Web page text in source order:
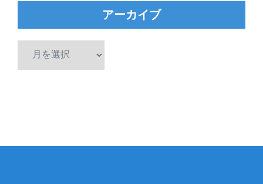
アーカイブ